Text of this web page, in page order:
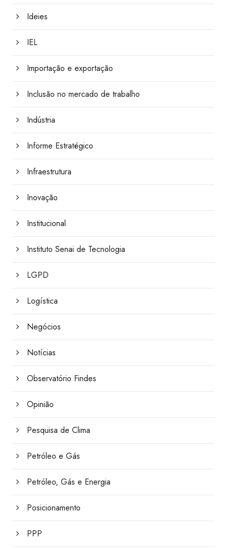
Ideies
IEL
Importação e exportação
Inclusão no mercado de trabalho
Indústria
Informe Estratégico
Infraestrutura
Inovação
Institucional
Instituto Senai de Tecnologia
LGPD
Logística
Negócios
Notícias
Observatório Findes
Opinião
Pesquisa de Clima
Petróleo e Gás
Petróleo, Gás e Energia
Posicionamento
PPP